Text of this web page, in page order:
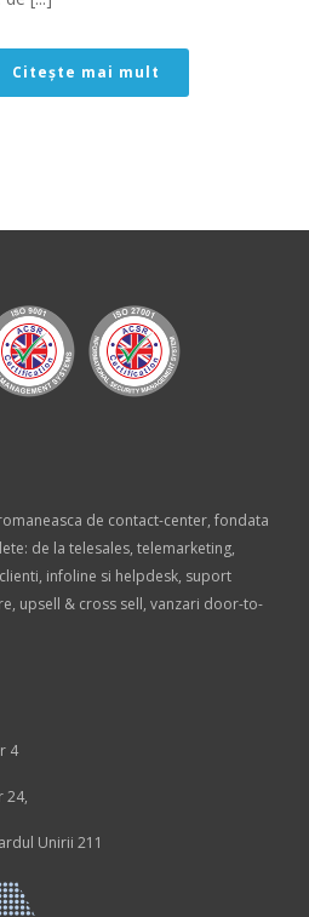
Citește mai mult
de contact-center, fondata
de la telesales, telemarketing,
infoline si helpdesk, suport
upsell & cross sell, vanzari door-to-
4
24,
Unirii 211